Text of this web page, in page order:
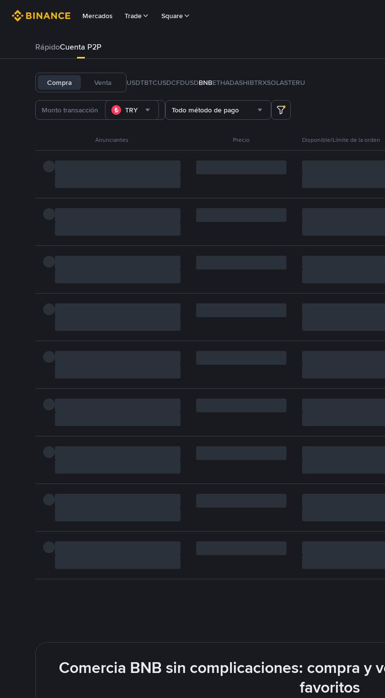
Mercados Trade Square
RápidoCuenta P2P
Compra Venta USDTBTCUSDCFDUSDBNBETHADASHIBTRXSOLASTERU
TRY Todo método de pago
Anunciantes Precio Disponible/Límite de la orden
Comercia BNB sin complicaciones: compra y
favoritos